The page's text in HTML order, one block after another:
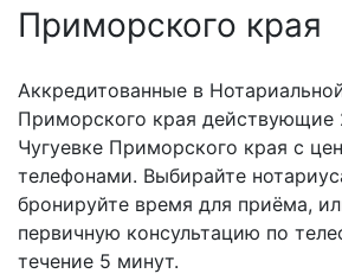
Приморского края
Аккредитованные в
Приморского края действующие
Чугуевке Приморского края с
телефонами. Выбирайте
бронируйте время для приёма,
первичную консультацию по
течение 5 минут.